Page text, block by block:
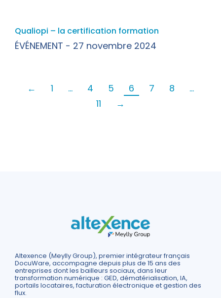
Qualiopi – la certification formation
ÉVÉNEMENT 27 novembre 2024
← 1 … 4 5 6 7 8
…
11
→
Altexence (Meylly Group), premier intégrateur français
DocuWare, accompagne depuis plus de 15 ans des
entreprises dont les bailleurs sociaux, dans leur
transformation numérique : GED, dématérialisation, IA,
portails locataires, facturation électronique et gestion des
flux.